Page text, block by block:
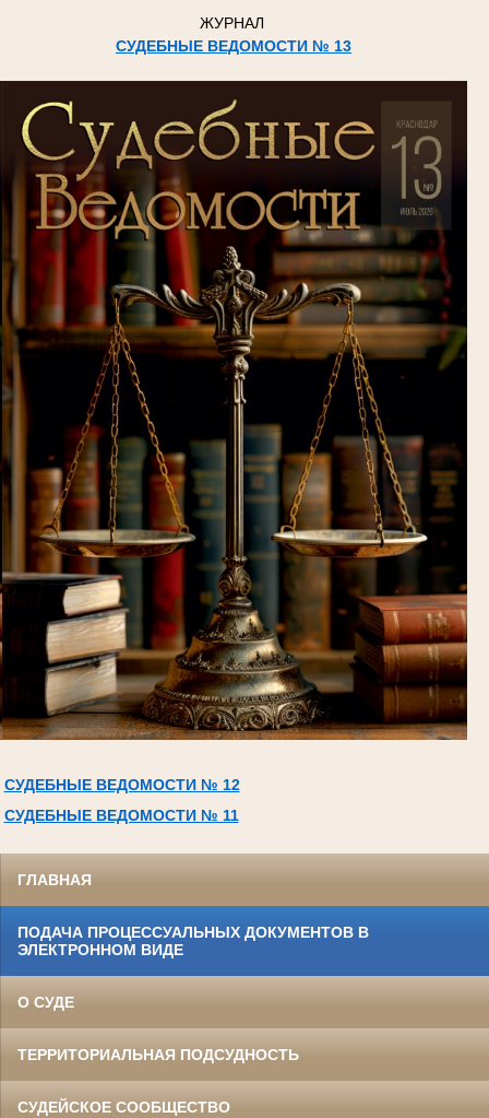
ЖУРНАЛ
СУДЕБНЫЕ ВЕДОМОСТИ № 13
СУДЕБНЫЕ ВЕДОМОСТИ № 12
СУДЕБНЫЕ ВЕДОМОСТИ № 11
ГЛАВНАЯ
ПОДАЧА ПРОЦЕССУАЛЬНЫХ ДОКУМЕНТОВ В
ЭЛЕКТРОННОМ ВИДЕ
О СУДЕ
ТЕРРИТОРИАЛЬНАЯ ПОДСУДНОСТЬ
СУДЕЙСКОЕ СООБЩЕСТВО